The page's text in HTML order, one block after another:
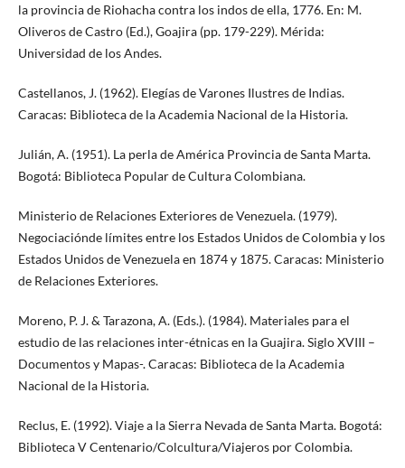
la provincia de Riohacha contra los indos de ella, 1776. En: M.
Oliveros de Castro (Ed.), Goajira (pp. 179-229). Mérida:
Universidad de los Andes.
Castellanos, J. (1962). Elegías de Varones Ilustres de Indias.
Caracas: Biblioteca de la Academia Nacional de la Historia.
Julián, A. (1951). La perla de América Provincia de Santa Marta.
Bogotá: Biblioteca Popular de Cultura Colombiana.
Ministerio de Relaciones Exteriores de Venezuela. (1979).
Negociaciónde límites entre los Estados Unidos de Colombia y los
Estados Unidos de Venezuela en 1874 y 1875. Caracas: Ministerio
de Relaciones Exteriores.
Moreno, P. J. & Tarazona, A. (Eds.). (1984). Materiales para el
estudio de las relaciones inter-étnicas en la Guajira. Siglo XVIII –
Documentos y Mapas-. Caracas: Biblioteca de la Academia
Nacional de la Historia.
Reclus, E. (1992). Viaje a la Sierra Nevada de Santa Marta. Bogotá:
Biblioteca V Centenario/Colcultura/Viajeros por Colombia.